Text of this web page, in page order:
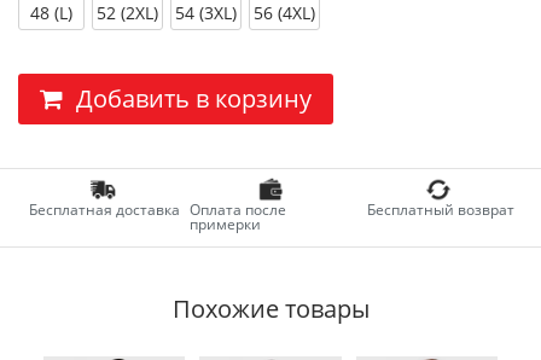
48 (L) 52 (2XL) 54 (3XL) 56 (4XL)
Добавить в корзину
Бесплатная доставка Оплата после
примерки
Бесплатный возврат
Похожие товары